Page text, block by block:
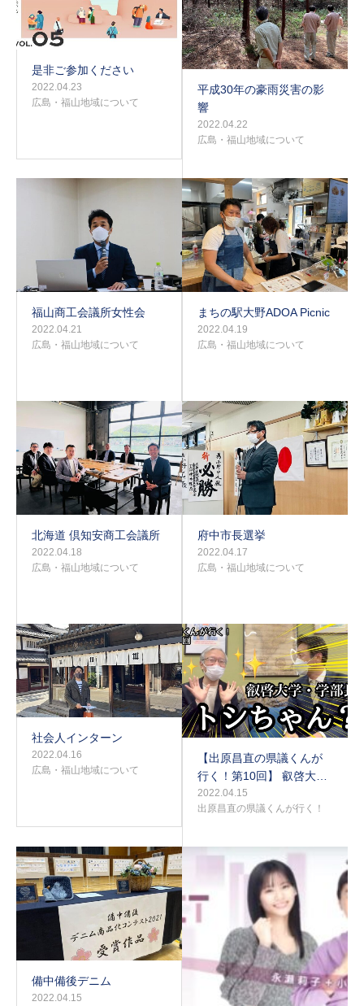
是非ご参加ください
2022.04.23
広島・福山地域について
平成30年の豪雨災害の影
響
2022.04.22
広島・福山地域について
福山商工会議所女性会
2022.04.21
広島・福山地域について
まちの駅大野ADOA Picnic
2022.04.19
広島・福山地域について
北海道 倶知安商工会議所
2022.04.18
広島・福山地域について
府中市長選挙
2022.04.17
広島・福山地域について
社会人インターン
2022.04.16
広島・福山地域について
【出原昌直の県議くんが
行く！第10回】 叡啓大…
2022.04.15
出原昌直の県議くんが行く！
備中備後デニム
2022.04.15